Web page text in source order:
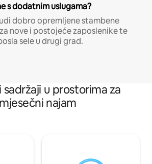
s dodatnim uslugama?
dobro opremljene stambene
nove i postojeće zaposlenike te
sele u drugi grad.
sadržaji u prostorima za
mjesečni najam